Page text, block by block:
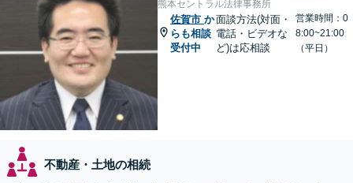
熊本セントラル法律事務所
佐賀市 か
らも相談
受付中
面談方法(対面・
電話・ビデオな
ど)は応相談
営業時間：0
8:00~21:00
（平日）
不動産・土地の相続